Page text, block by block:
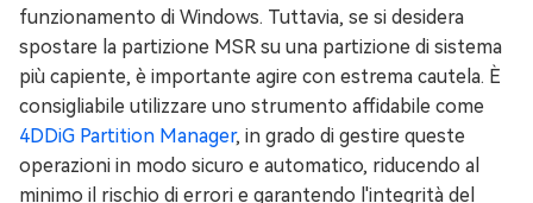
funzionamento di Windows. Tuttavia, se si desidera
spostare la partizione MSR su una partizione di sistema
più capiente, è importante agire con estrema cautela. È
consigliabile utilizzare uno strumento affidabile come
4DDiG Partition Manager, in grado di gestire queste
operazioni in modo sicuro e automatico, riducendo al
minimo il rischio di errori e garantendo l'integrità del